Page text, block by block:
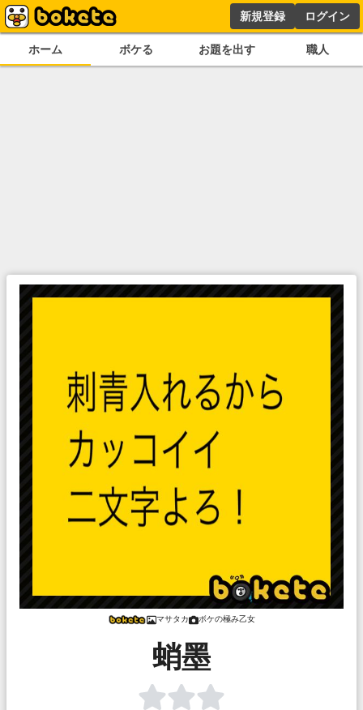
新規登録 ログイン
ホーム ボケる お題を出す 職人
マサタカ ボケの極み乙女
蛸墨